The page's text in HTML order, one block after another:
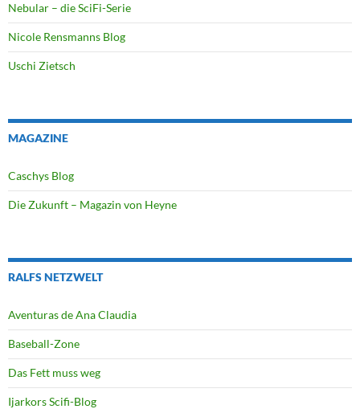
Nebular – die SciFi-Serie
Nicole Rensmanns Blog
Uschi Zietsch
MAGAZINE
Caschys Blog
Die Zukunft – Magazin von Heyne
RALFS NETZWELT
Aventuras de Ana Claudia
Baseball-Zone
Das Fett muss weg
Ijarkors Scifi-Blog